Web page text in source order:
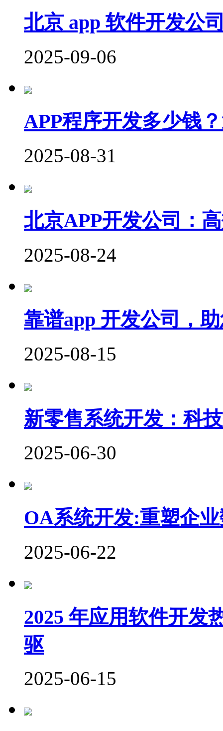
北京 app 软件开发公
2025-09-06
APP程序开发多少钱
2025-08-31
北京APP开发公司：
2025-08-24
靠谱app 开发公司，
2025-08-15
新零售系统开发：科
2025-06-30
OA系统开发:重塑企
2025-06-22
2025 年应用软件开发
驱
2025-06-15